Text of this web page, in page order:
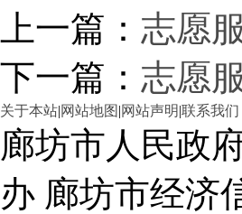
上一篇： 志愿
下一篇： 志愿
关于本站|网站地图 |网站声明|联系我们
廊坊市人民政
办 廊坊市经济